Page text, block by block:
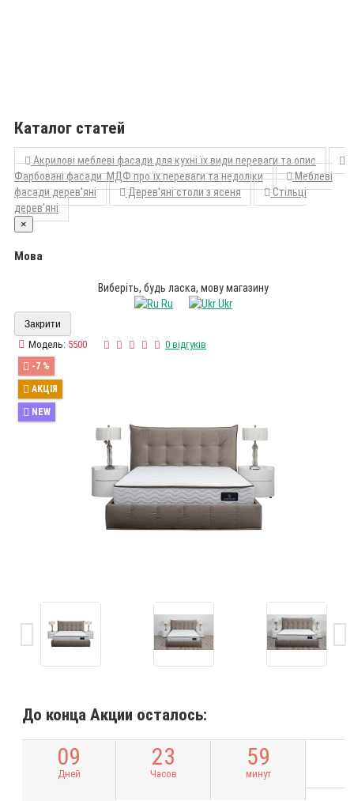
Каталог статей
Акрилові меблеві фасади для кухні їх види переваги та опис
Фарбовані фасади МДФ про їх переваги та недоліки
Меблеві
фасади дерев'яні
Дерев'яні столи з ясеня
Стільці
дерев'яні
×
Мова
Виберіть, будь ласка, мову магазину
Ru
Ukr
Закрити
Модель: 5500 0 відгуків
-7 %
АКЦІЯ
NEW
До конца Акции осталось:
09
Дней
23
Часов
59
минут